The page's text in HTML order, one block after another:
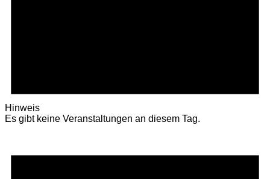
Hinweis
Es gibt keine Veranstaltungen an diesem Tag.